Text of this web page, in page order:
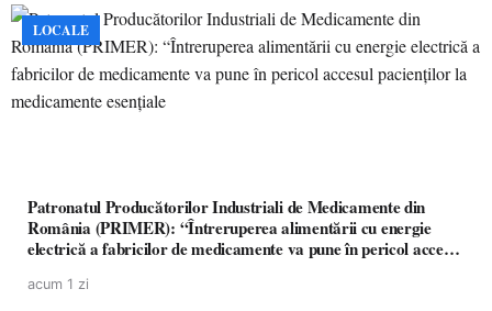
LOCALE
Patronatul Producătorilor Industriali de Medicamente din
România (PRIMER): “Întreruperea alimentării cu energie
electrică a fabricilor de medicamente va pune în pericol accesul
acum 1 zi